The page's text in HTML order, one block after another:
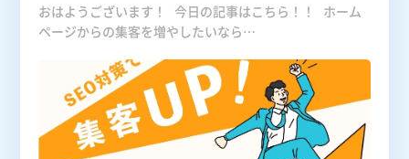
おはようございます！ 今日の記事はこちら！！ ホーム
ページからの集客を増やしたいなら…